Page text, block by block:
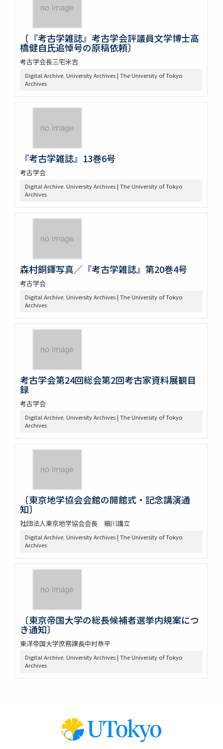
〔『考古学雑誌』考古学会評議員文学博士高
橋健自氏追悼号の原稿依頼〕
考古学会長三宅米吉
Digital Archive. University Archives | The University of Tokyo
Archives
『考古学雑誌』13巻6号
考古学会
Digital Archive. University Archives | The University of Tokyo
Archives
森村銅鐸写真／『考古学雑誌』第20巻4号
考古学会
Digital Archive. University Archives | The University of Tokyo
Archives
考古学会第24回総会第2回考古家資料展観目
録
考古学会
Digital Archive. University Archives | The University of Tokyo
Archives
〔東京地学協会会館の開館式・記念講演通
知〕
社団法人東京地学協会会長 細川護立
Digital Archive. University Archives | The University of Tokyo
Archives
〔東京帝国大学の総長候補者選挙内規案につ
き通知〕
東洋帝国大学庶務課長中村恭平
Digital Archive. University Archives | The University of Tokyo
Archives